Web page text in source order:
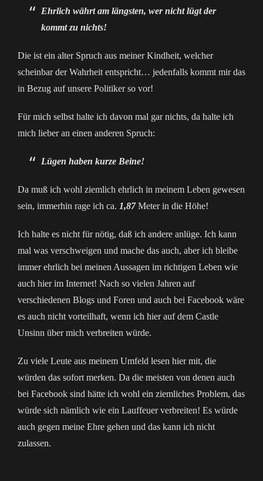
Ehrlich währt am längsten, wer nicht lügt der
kommt zu nichts!
Die ist ein alter Spruch aus meiner Kindheit, welcher
scheinbar der Wahrheit entspricht… jedenfalls kommt mir das
in Bezug auf unsere Politiker so vor!
Für mich selbst halte ich davon mal gar nichts, da halte ich
mich lieber an einen anderen Spruch:
Lügen haben kurze Beine!
Da muß ich wohl ziemlich ehrlich in meinem Leben gewesen
sein, immerhin rage ich ca. 1,87Meter in die Höhe!
Ich halte es nicht für nötig, daß ich andere anlüge. Ich kann
mal was verschweigen und mache das auch, aber ich bleibe
immer ehrlich bei meinen Aussagen im richtigen Leben wie
auch hier im Internet! Nach so vielen Jahren auf
verschiedenen Blogs und Foren und auch bei Facebook wäre
es auch nicht vorteilhaft, wenn ich hier auf dem Castle
Unsinn über mich verbreiten würde.
Zu viele Leute aus meinem Umfeld lesen hier mit, die
würden das sofort merken. Da die meisten von denen auch
bei Facebook sind hätte ich wohl ein ziemliches Problem, das
würde sich nämlich wie ein Lauffeuer verbreiten! Es würde
auch gegen meine Ehre gehen und das kann ich nicht
zulassen.